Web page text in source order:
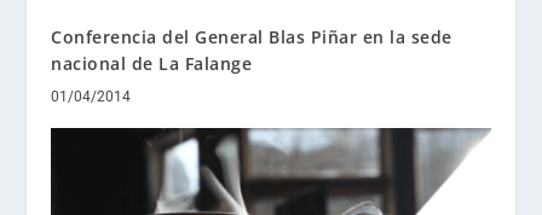
Conferencia del General Blas Piñar en la sede
nacional de La Falange
01/04/2014